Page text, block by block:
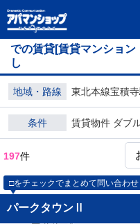
での賃貸[賃貸マンショ
し
地域・路線 東北本線宝積
条件 賃貸物件 ダブ
197件
□をチェックでまとめて問い合わせ
パークタウンⅡ